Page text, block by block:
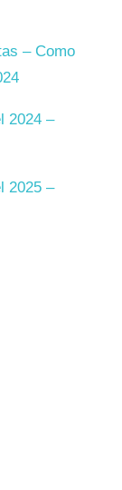
– Como
2024 –
2025 –